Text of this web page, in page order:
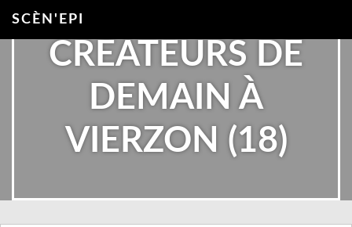
SCÈN'EPI
CRÉATEURS DE
DEMAIN À
VIERZON (18)